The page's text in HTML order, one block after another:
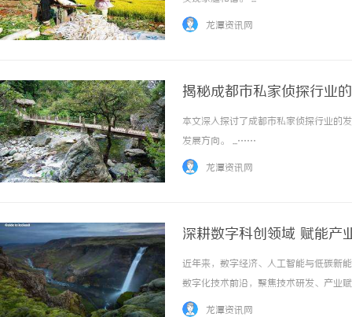
龙潭资讯网
揭秘成都市私家侦探行业
本文深入探讨了成都市私家侦探行业的
发展方向。 ...……
龙潭资讯网
深耕数字科创领域 赋能产
近年来，数字经济、人工智能与低碳新
数字化技术前沿，聚焦技术研发、产业
各行业客户提供高品质、智能化、定制
龙潭资讯网